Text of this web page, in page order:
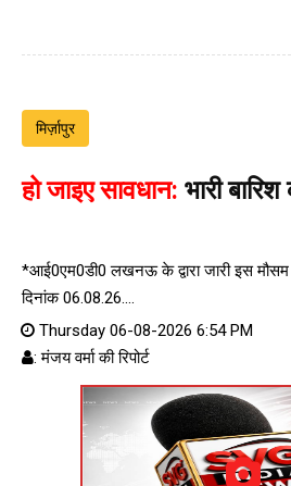
मिर्ज़ापुर
हो जाइए सावधान: भारी
*आई0एम0डी0 लखनऊ के द्वारा जारी इस
दिनांक 06.08.26....
Thursday 06-08-2026 6:54 PM
: मंजय वर्मा की रिपोर्ट